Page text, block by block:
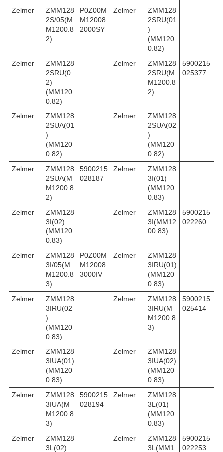
Zelmer
ZMM128
2S/05(M
M1200.8
2)
P0Z00M
M12008
2000SY
Zelmer
ZMM128
2SRU(01
)
(MM120
0.82)
Zelmer
ZMM128
2SRU(0
2)
(MM120
0.82)
Zelmer
ZMM128
2SRU(M
M1200.8
2)
5900215
025377
Zelmer
ZMM128
2SUA(01
)
(MM120
0.82)
Zelmer
ZMM128
2SUA(02
)
(MM120
0.82)
Zelmer
ZMM128
2SUA(M
M1200.8
2)
5900215
028187
Zelmer
ZMM128
3I(01)
(MM120
0.83)
Zelmer
ZMM128
3I(02)
(MM120
0.83)
Zelmer
ZMM128
3I(MM12
00.83)
5900215
022260
Zelmer
ZMM128
3I/05(M
M1200.8
3)
P0Z00M
M12008
3000IV
Zelmer
ZMM128
3IRU(01)
(MM120
0.83)
Zelmer
ZMM128
3IRU(02
)
(MM120
0.83)
Zelmer
ZMM128
3IRU(M
M1200.8
3)
5900215
025414
Zelmer
ZMM128
3IUA(01)
(MM120
0.83)
Zelmer
ZMM128
3IUA(02)
(MM120
0.83)
Zelmer
ZMM128
3IUA(M
M1200.8
3)
5900215
028194
Zelmer
ZMM128
3L(01)
(MM120
0.83)
Zelmer
ZMM128
3L(02)
Zelmer
ZMM128
3L(MM1
5900215
022253